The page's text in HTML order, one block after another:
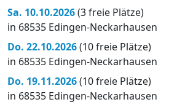
Sa. 10.10.2026(3 freie Plätze)
in 68535 Edingen-Neckarhausen
Do. 22.10.2026(10 freie Plätze)
in 68535 Edingen-Neckarhausen
Do. 19.11.2026(10 freie Plätze)
in 68535 Edingen-Neckarhausen